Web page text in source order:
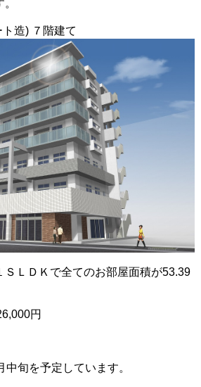
造) ７階建て
ＳＬＤＫで全てのお部屋面積が53.39
円
中旬を予定しています。